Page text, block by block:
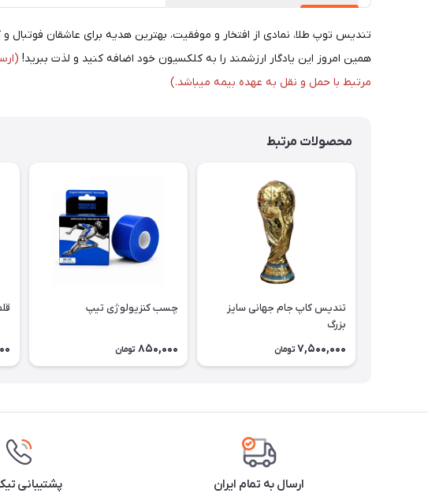
تندیس توپ طلا، نمادی از افتخار و موفقیت، بهترین هدیه برای عاشقان
همین امروز این یادگار ارزشمند را به کلکسیون خود اضافه کنید و لذت ببرید!
مرتبط با حمل و نقل به عهده بیمه میباشد.)
محصولات مرتبط
تندیس کاپ جام جهانی سایز
بزرگ
7,500,000 تومان
چسب کنزیولوژی تیپ
850,000 تومان
ارسال به تمام ایران پشتیبانی